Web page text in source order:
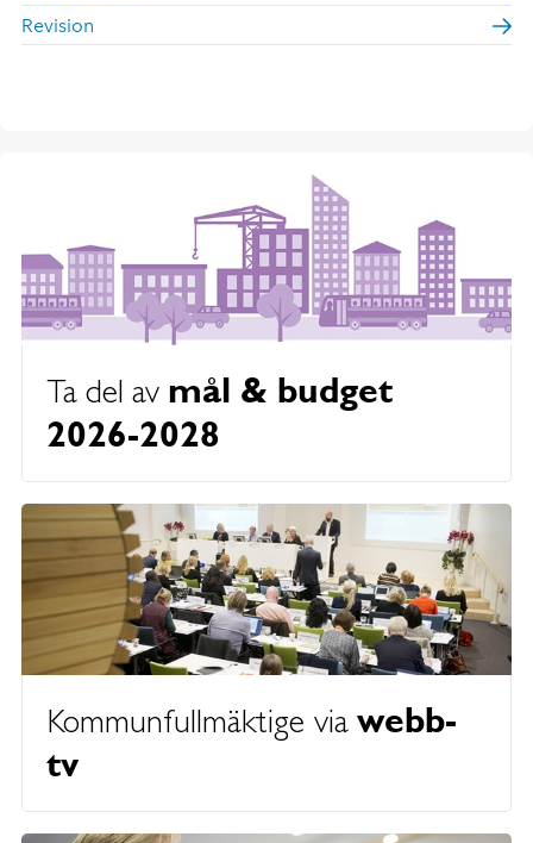
Revision
Ta del av mål & budget
2026-2028
Kommunfullmäktige via webb-
tv